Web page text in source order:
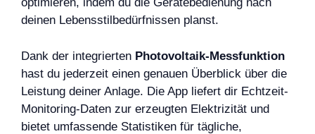
deinen Lebensstilbedürfnissen planst.
Dank der integrierten Photovoltaik-Messfunktion
hast du jederzeit einen genauen Überblick über die
Leistung deiner Anlage. Die App liefert dir Echtzeit-
Monitoring-Daten zur erzeugten Elektrizität und
bietet umfassende Statistiken für tägliche,